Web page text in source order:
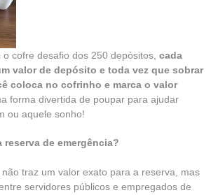
cofre desafio dos 250 depósitos, cada
valor de depósito e toda vez que sobrar
coloca no cofrinho e marca o valor
forma divertida de poupar para ajudar
ou aquele sonho!
reserva de emergência?
traz um valor exato para a reserva, mas
servidores públicos e empregados de